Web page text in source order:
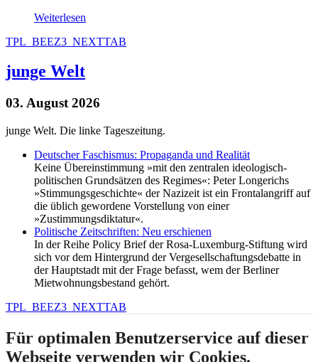
Weiterlesen
TPL_BEEZ3_NEXTTAB
junge Welt
03. August 2026
junge Welt. Die linke Tageszeitung.
Deutscher Faschismus: Propaganda und Realität
Keine Übereinstimmung »mit den zentralen ideologisch-
politischen Grundsätzen des Regimes«: Peter Longerichs
»Stimmungsgeschichte« der Nazizeit ist ein Frontalangriff auf
die üblich gewordene Vorstellung von einer
»Zustimmungsdiktatur«.
Politische Zeitschriften: Neu erschienen
In der Reihe Policy Brief der Rosa-Luxemburg-Stiftung wird
sich vor dem Hintergrund der Vergesellschaftungsdebatte in
der Hauptstadt mit der Frage befasst, wem der Berliner
Mietwohnungsbestand gehört.
TPL_BEEZ3_NEXTTAB
Für optimalen Benutzerservice auf dieser
Webseite verwenden wir Cookies.